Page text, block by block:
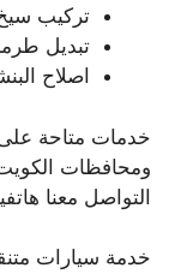
تركيب
تبديل
اصلاح
ومحافظات
التواصل معنا
خدمة سيارات